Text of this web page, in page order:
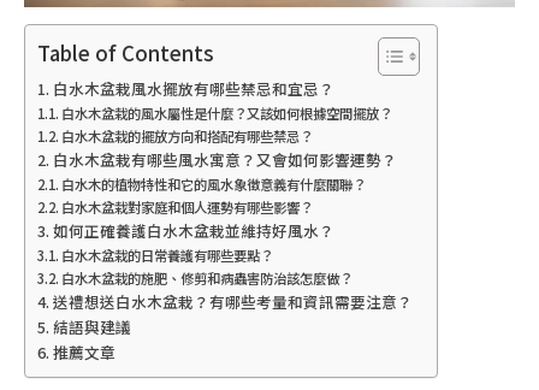
Table of Contents
白水木盆栽風水擺放有哪些禁忌和宜忌？
白水木盆栽的風水屬性是什麼？又該如何根據空間擺放？
白水木盆栽的擺放方向和搭配有哪些禁忌？
白水木盆栽有哪些風水寓意？又會如何影響運勢？
白水木的植物特性和它的風水象徵意義有什麼關聯？
白水木盆栽對家庭和個人運勢有哪些影響？
如何正確養護白水木盆栽並維持好風水？
白水木盆栽的日常養護有哪些要點？
白水木盆栽的施肥、修剪和病蟲害防治該怎麼做？
送禮想送白水木盆栽？有哪些考量和資訊需要注意？
結語與建議
推薦文章